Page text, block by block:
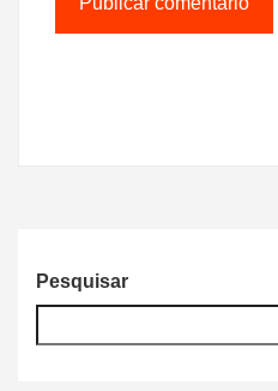
Pesquisar